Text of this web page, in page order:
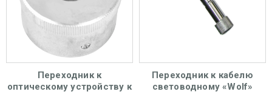
Переходник к
оптическому устройству к
Переходник к кабелю
световодному «Wolf»